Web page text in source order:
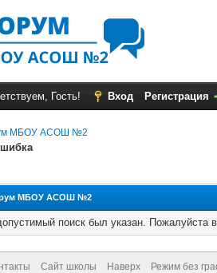
Гость! Вход Регистрация
МБОУ АСОШ №2
МБОУ АСОШ №2
поиск был указан. Пожалуйста
Сайт школы Наверх Режим без